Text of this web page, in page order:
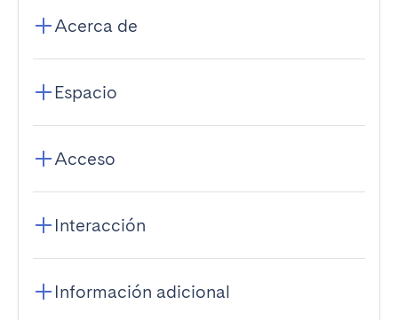
Acerca de
Espacio
Acceso
Interacción
Información adicional